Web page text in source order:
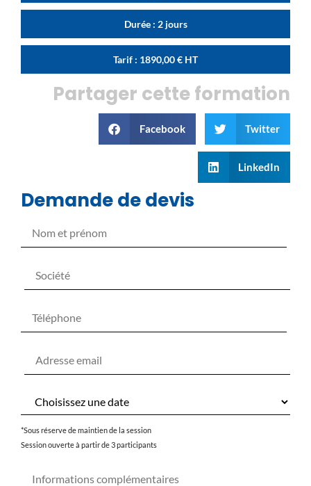
Durée : 2 jours
Tarif : 1890,00€ HT
Partager cette formation
Facebook Twitter
LinkedIn
Demande de devis
*Sous réserve de maintien de la session
Session ouverte à partir de 3 participants